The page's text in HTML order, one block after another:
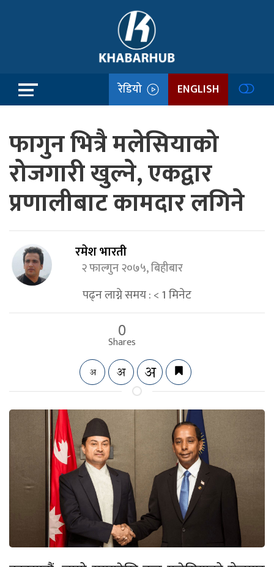
रेडियो ENGLISH
फागुन भित्रै मलेसियाको
रोजगारी खुल्ने, एकद्वार
प्रणालीबाट कामदार लगिने
रमेश भारती
२ फाल्गुन २०७५, बिहीबार
पढ्न लाग्ने समय :< 1मिनेट
0
Shares